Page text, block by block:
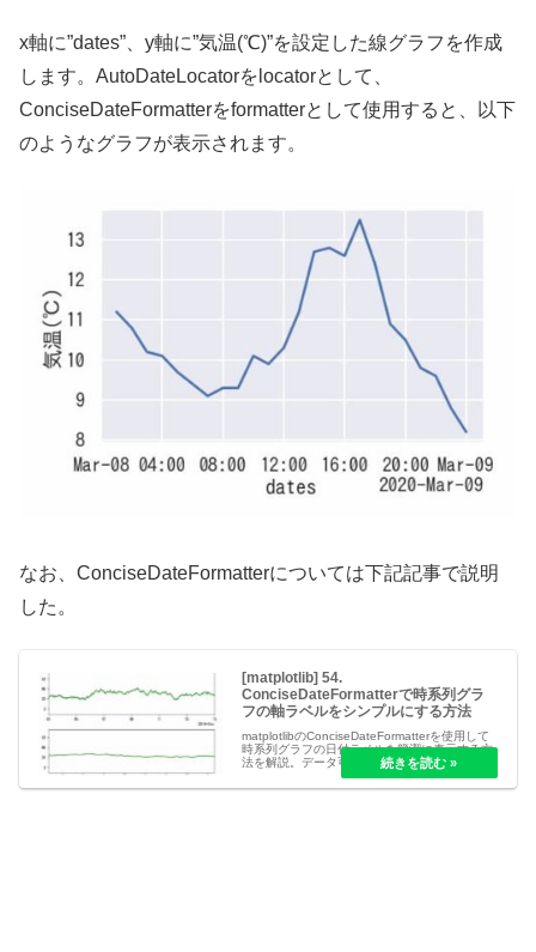
x軸に”dates”、y軸に”気温(℃)”を設定した線グラフを作成
します。AutoDateLocatorをlocatorとして、
ConciseDateFormatterをformatterとして使用すると、以下
のようなグラフが表示されます。
なお、ConciseDateFormatterについては下記記事で説明
した。
[matplotlib] 54.
ConciseDateFormatterで時系列グラ
フの軸ラベルをシンプルにする方法
matplotlibのConciseDateFormatterを使用して
時系列グラフの日付ラベルを簡潔に表示する方
法を解説。データ可視化の効率を高め、読みや
すいグラフを作成するためのテクニックを紹介
します。